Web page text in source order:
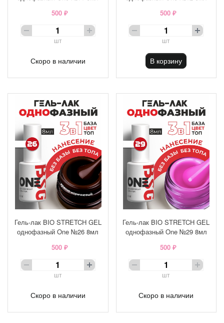
500 ₽
шт
Скоро в наличии
500 ₽
шт
В корзину
Гель-лак BIO STRETCH GEL
однофазный One №26 8мл
500 ₽
шт
Скоро в наличии
Гель-лак BIO STRETCH GEL
однофазный One №29 8мл
500 ₽
шт
Скоро в наличии